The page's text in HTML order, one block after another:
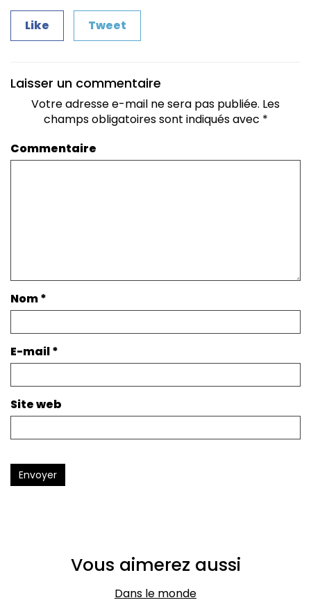
Like Tweet
Laisser un commentaire
Votre adresse e-mail ne sera pas publiée. Les
champs obligatoires sont indiqués avec *
Commentaire
Nom*
E-mail*
Site web
Envoyer
Vous aimerez aussi
Dans le monde